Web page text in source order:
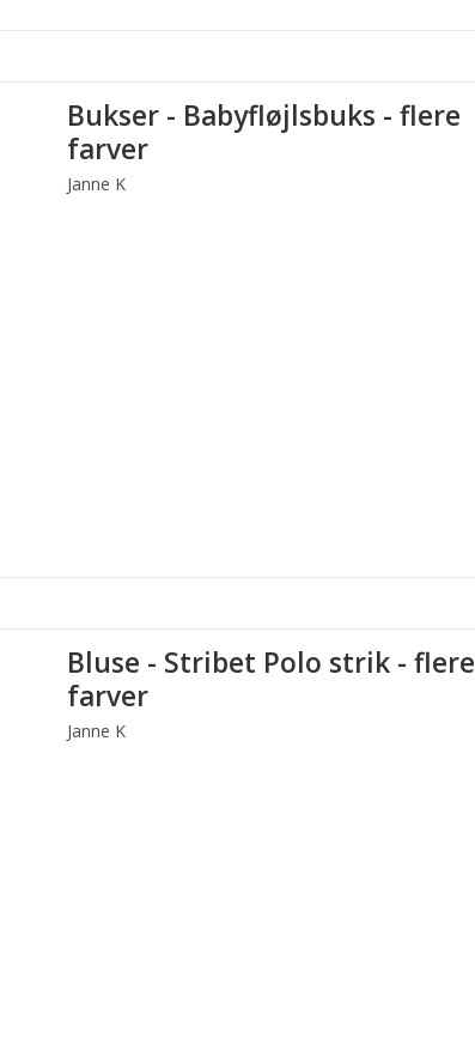
Bukser - Babyfløjlsbuks - flere
farver
Janne K
Bluse - Stribet Polo strik - flere
farver
Janne K